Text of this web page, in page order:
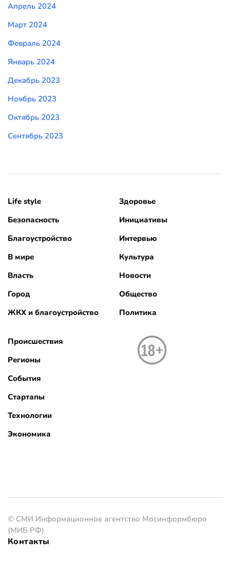
Апрель 2024
Март 2024
Февраль 2024
Январь 2024
Декабрь 2023
Ноябрь 2023
Октябрь 2023
Сентябрь 2023
Life style
Безопасность
Благоустройство
В мире
Власть
Город
ЖКХ и благоустройство
Здоровье
Инициативы
Интервью
Культура
Новости
Общество
Политика
Происшествия
Регионы
События
Стартапы
Технологии
Экономика
© СМИ Информационное агентство Мосинформбюро
(МИБ РФ)
Контакты